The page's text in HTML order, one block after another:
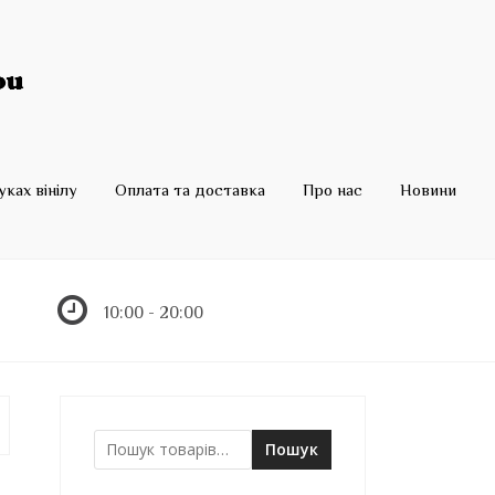
вінілу Оплата та доставка Про нас Новини
10:00 - 20:00
Ш
Пошук